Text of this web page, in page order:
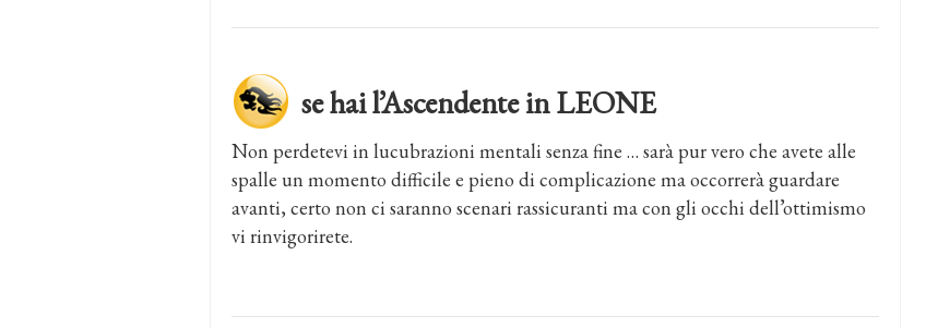
se hai l’Ascendente in LEONE
Non perdetevi in lucubrazioni mentali senza fine … sarà pur vero che avete alle
spalle un momento difficile e pieno di complicazione ma occorrerà guardare
avanti, certo non ci saranno scenari rassicuranti ma con gli occhi dell’ottimismo
vi rinvigorirete.